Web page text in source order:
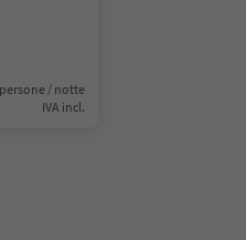
/ notte
IVA incl.